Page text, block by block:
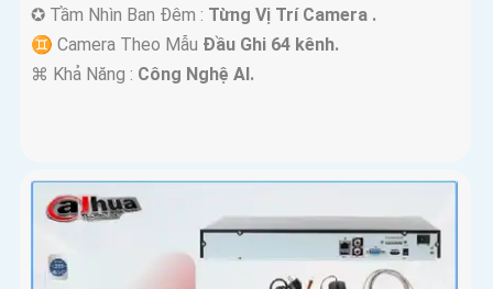
✪ Tầm Nhìn Ban Đêm : Từng Vị Trí Camera .
♊ Camera Theo Mẫu Đầu Ghi 64 kênh.
️⌘ Khả Năng : Công Nghệ AI.